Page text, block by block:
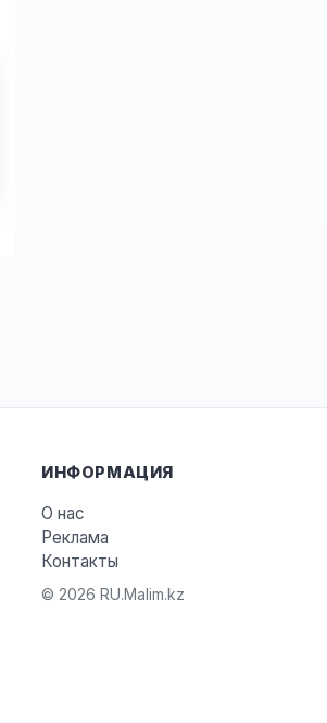
ИНФОРМАЦИЯ
О нас
Реклама
Контакты
© 2026 RU.Malim.kz